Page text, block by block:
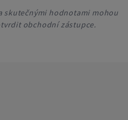
skutečnými hodnotami mohou
obchodní zástupce.